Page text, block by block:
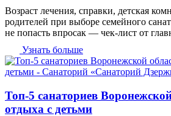
Возраст лечения, справки, детская
родителей при выборе семейного
не попасть впросак — чек-лист от
Узнать больше
Топ-5 санаториев
отдыха с детьми